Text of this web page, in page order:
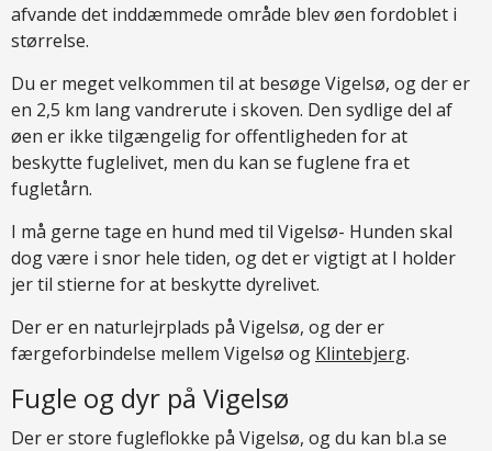
afvande det inddæmmede område blev øen fordoblet i
størrelse.
Du er meget velkommen til at besøge Vigelsø, og der er
en 2,5 km lang vandrerute i skoven. Den sydlige del af
øen er ikke tilgængelig for offentligheden for at
beskytte fuglelivet, men du kan se fuglene fra et
fugletårn.
I må gerne tage en hund med til Vigelsø- Hunden skal
dog være i snor hele tiden, og det er vigtigt at I holder
jer til stierne for at beskytte dyrelivet.
Der er en naturlejrplads på Vigelsø, og der er
færgeforbindelse mellem Vigelsø og Klintebjerg.
Fugle og dyr på Vigelsø
Der er store fugleflokke på Vigelsø, og du kan bl.a se